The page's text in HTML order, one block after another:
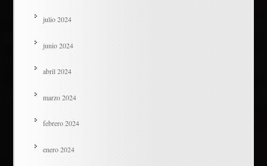
julio 2024
junio 2024
abril 2024
marzo 2024
febrero 2024
enero 2024